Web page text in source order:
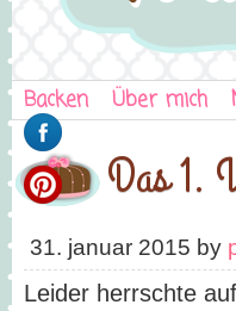
Backen Über mich
Das 1.
31. januar 2015 by
Leider herrschte